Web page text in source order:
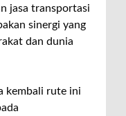
jasa transportasi
sinergi yang
dan dunia
kembali rute ini